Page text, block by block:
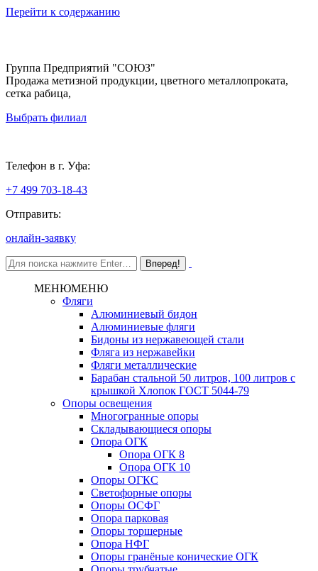
Перейти к содержанию
Группа Предприятий "СОЮЗ"
Продажа метизной продукции, цветного металлопроката,
сетка рабица,
Выбрать филиал
Телефон в г. Уфа:
+7 499 703-18-43
Отправить:
онлайн-заявку
МЕНЮМЕНЮ
Фляги
Алюминиевый бидон
Алюминиевые фляги
Бидоны из нержавеющей стали
Фляга из нержавейки
Фляги металлические
Барабан стальной 50 литров, 100 литров с
крышкой Хлопок ГОСТ 5044-79
Опоры освещения
Многогранные опоры
Складывающиеся опоры
Опора ОГК
Опора ОГК 8
Опора ОГК 10
Опоры ОГКС
Светофорные опоры
Опоры ОСФГ
Опора парковая
Опоры торшерные
Опора НФГ
Опоры гранёные конические ОГК